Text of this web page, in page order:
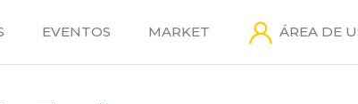
EVENTOS MARKET ÁREA DE